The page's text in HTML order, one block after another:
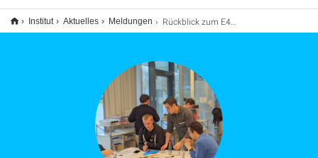
Institut Aktuelles Meldungen Rückblick zum E4F-Design Thinking Workshop am 27. März